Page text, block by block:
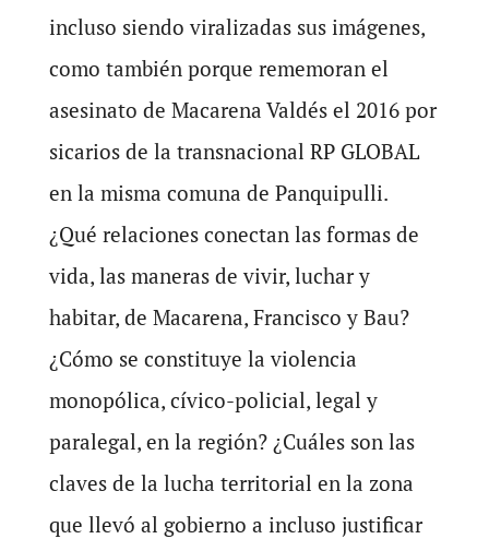
incluso siendo viralizadas sus imágenes,
como también porque rememoran el
asesinato de Macarena Valdés el 2016 por
sicarios de la transnacional RP GLOBAL
en la misma comuna de Panquipulli.
¿Qué relaciones conectan las formas de
vida, las maneras de vivir, luchar y
habitar, de Macarena, Francisco y Bau?
¿Cómo se constituye la violencia
monopólica, cívico-policial, legal y
paralegal, en la región? ¿Cuáles son las
claves de la lucha territorial en la zona
que llevó al gobierno a incluso justificar